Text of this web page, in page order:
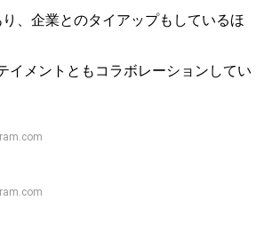
、企業とのタイアップもしているほ
イメントともコラボレーションしてい